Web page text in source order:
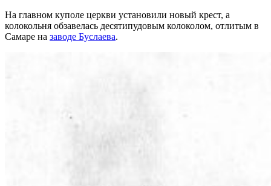
На главном куполе церкви установили новый крест, а
колокольня обзавелась десятипудовым колоколом, отлитым в
Самаре на заводе Буслаева.